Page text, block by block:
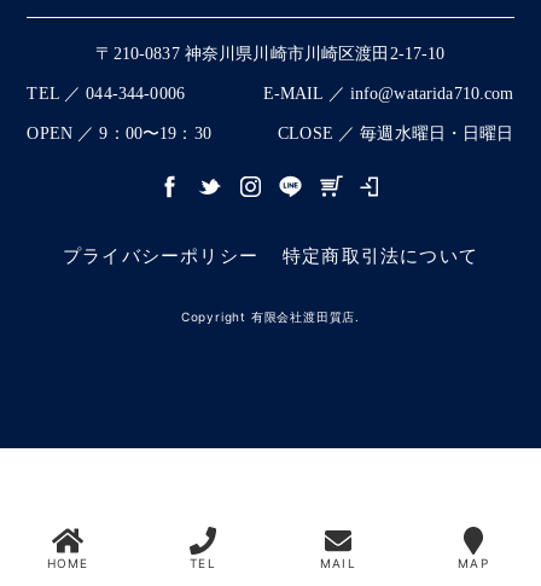
〒210-0837 神奈川県川崎市川崎区渡田2-17-10
TEL ／ 044-344-0006 E-MAIL ／ info@watarida710.com
OPEN ／ 9：00〜19：30 CLOSE ／ 毎週水曜日・日曜日
プライバシーポリシー 特定商取引法について
Copyright 有限会社渡田質店.
HOME TEL MAIL MAP